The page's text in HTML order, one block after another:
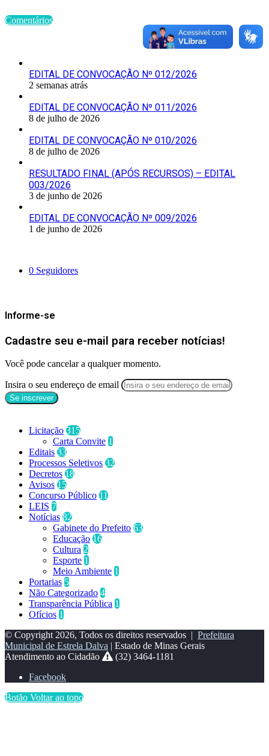
Comentários
EDITAL DE CONVOCAÇÃO Nº 012/2026
2 semanas atrás
EDITAL DE CONVOCAÇÃO Nº 011/2026
8 de julho de 2026
EDITAL DE CONVOCAÇÃO Nº 010/2026
8 de julho de 2026
RESULTADO FINAL (APÓS RECURSOS) – EDITAL
003/2026
3 de junho de 2026
EDITAL DE CONVOCAÇÃO Nº 009/2026
1 de junho de 2026
0 Seguidores
Informe-se
Cadastre seu e-mail para receber notícias!
Você pode cancelar a qualquer momento.
Insira o seu endereço de email
Licitação 315
Carta Convite 1
Editais 33
Processos Seletivos 32
Decretos 18
Avisos 15
Concurso Público 11
LEIS 7
Notícias 82
Gabinete do Prefeito 63
Educação 16
Cultura 2
Esporte 1
Meio Ambiente 1
Portarias 5
Não Categorizado 4
Transparência Pública 1
Ofícios 1
© Copyright 2026, Todos os direitos reservados | Prefeitura
Municipal de Estrela Dalva | Estado de Minas Gerais
Atendimento ao Cidadão
(32) 3464-1181
Facebook
Botão Voltar ao topo